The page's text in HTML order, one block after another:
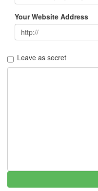
Your Website Address
Leave as secret